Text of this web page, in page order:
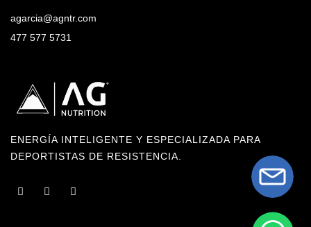
agarcia@agntr.com
477 577 5731
ENERGÍA INTELIGENTE Y ESPECIALIZADA PARA
DEPORTISTAS DE RESISTENCIA.